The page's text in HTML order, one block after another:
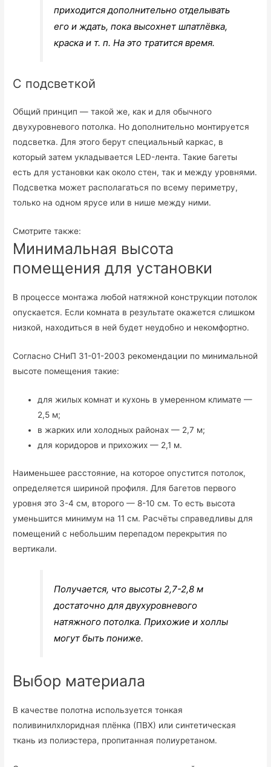
приходится дополнительно отделывать
его и ждать, пока высохнет шпатлёвка,
краска и т. п. На это тратится время.
С подсветкой
Общий принцип — такой же, как и для обычного
двухуровневого потолка. Но дополнительно монтируется
подсветка. Для этого берут специальный каркас, в
который затем укладывается LED-лента. Такие багеты
есть для установки как около стен, так и между уровнями.
Подсветка может располагаться по всему периметру,
только на одном ярусе или в нише между ними.
Смотрите также:
Минимальная высота
помещения для установки
В процессе монтажа любой натяжной конструкции потолок
опускается. Если комната в результате окажется слишком
низкой, находиться в ней будет неудобно и некомфортно.
Согласно СНиП 31-01-2003 рекомендации по минимальной
высоте помещения такие:
для жилых комнат и кухонь в умеренном климате —
2,5 м;
в жарких или холодных районах — 2,7 м;
для коридоров и прихожих — 2,1 м.
Наименьшее расстояние, на которое опустится потолок,
определяется шириной профиля. Для багетов первого
уровня это 3-4 см, второго — 8-10 см. То есть высота
уменьшится минимум на 11 см. Расчёты справедливы для
помещений с небольшим перепадом перекрытия по
вертикали.
Получается, что высоты 2,7-2,8 м
достаточно для двухуровневого
натяжного потолка. Прихожие и холлы
могут быть пониже.
Выбор материала
В качестве полотна используется тонкая
поливинилхлоридная плёнка (ПВХ) или синтетическая
ткань из полиэстера, пропитанная полиуретаном.